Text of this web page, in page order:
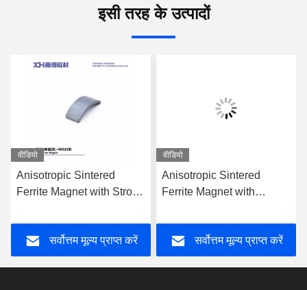
इसी तरह के उत्पादों
वीडियो
Anisotropic Sintered
Ferrite Magnet with Strong
Anisotropy and High
Relative Density for Fan
Motors
सर्वोत्तम मूल्य प्राप्त करें
वीडियो
Anisotropic Sintered
Ferrite Magnet with
Strontium Powder for Fan
Motors Packed 370pcs
Per Carton
सर्वोत्तम मूल्य प्राप्त करें